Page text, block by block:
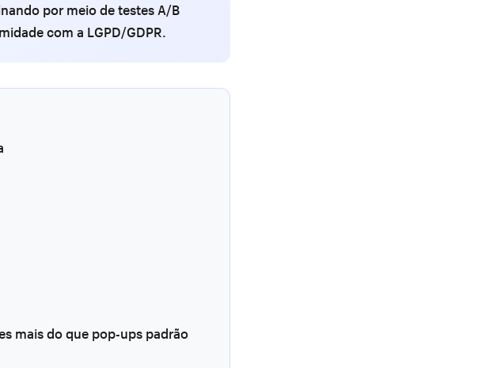
por meio de testes A/B
com a LGPD/GDPR.
mais do que pop-ups padrão